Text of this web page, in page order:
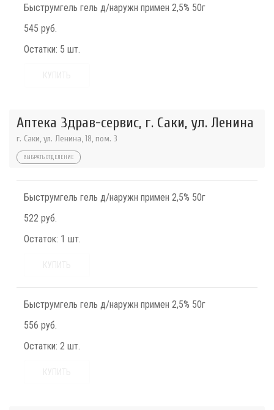
Быструмгель гель д/наружн примен 2,5% 50г
545 руб.
Остатки: 5 шт.
Аптека Здрав-сервис, г. Саки, ул. Ленина
г. Саки, ул. Ленина, 18, пом. 3
ВЫБРАТЬ ОТДЕЛЕНИЕ
Быструмгель гель д/наружн примен 2,5% 50г
522 руб.
Остаток: 1 шт.
Быструмгель гель д/наружн примен 2,5% 50г
556 руб.
Остатки: 2 шт.